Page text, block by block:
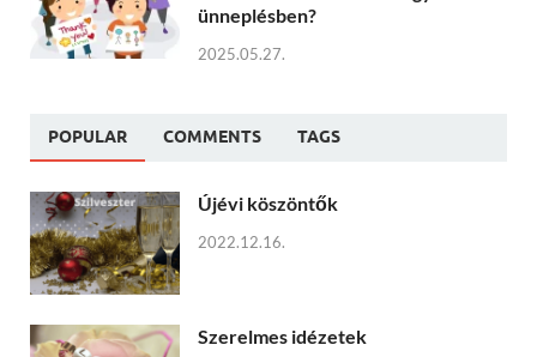
ünneplésben?
2025.05.27.
POPULAR COMMENTS TAGS
Újévi köszöntők
2022.12.16.
Szerelmes idézetek